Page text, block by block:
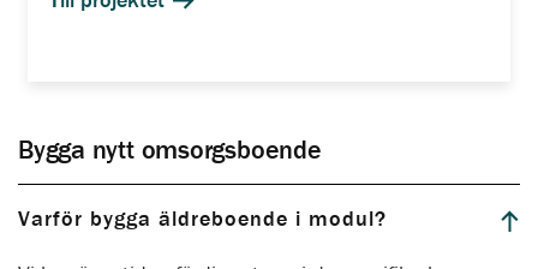
Bygga nytt omsorgsboende
Varför bygga äldreboende i modul?